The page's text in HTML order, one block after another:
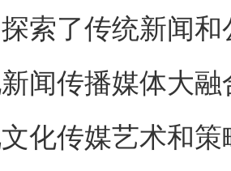
索了传统新闻
闻传播媒体大
化传媒艺术和